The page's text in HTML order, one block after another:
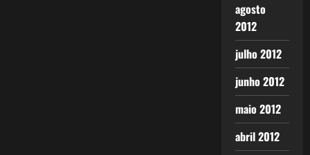
agosto
2012
julho 2012
junho 2012
maio 2012
abril 2012